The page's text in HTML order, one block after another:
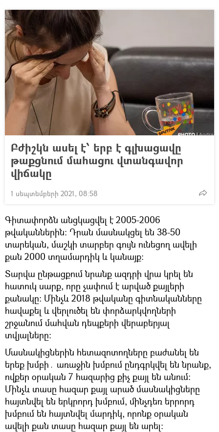
Բժիշկն ասել է՝ երբ է գլխացավը
թաքցնում մահացու վտանգավոր
վիճակը
1 սեպտեմբերի 2021, 08:58
Գիտափորձն անցկացվել է 2005-2006
թվականներին։ Դրան մասնակցել են 38-50
տարեկան, մաշկի տարբեր գույն ունեցող ավելի
քան 2000 տղամարդիկ և կանայք:
Տարվա ընթացքում նրանք ազդրի վրա կրել են
հատուկ սարք, որը չափում է արված քայլերի
քանակը։ Մինչև 2018 թվականը գիտնականները
հավաքել և վերլուծել են փորձարկվողների
շրջանում մահվան դեպքերի վերաբերյալ
տվյալները:
Մասնակիցներին հետազոտողները բաժանել են
երեք խմբի․ առաջին խմբում ընդգրկվել են նրանք,
ովքեր օրական 7 հազարից քիչ քայլ են անում։
Մինչև տասը հազար քայլ արած մասնակիցները
հայտնվել են երկրորդ խմբում, մինչդեռ երրորդ
խմբում են հայտնվել մարդիկ, որոնք օրական
ավելի քան տասը հազար քայլ են արել: